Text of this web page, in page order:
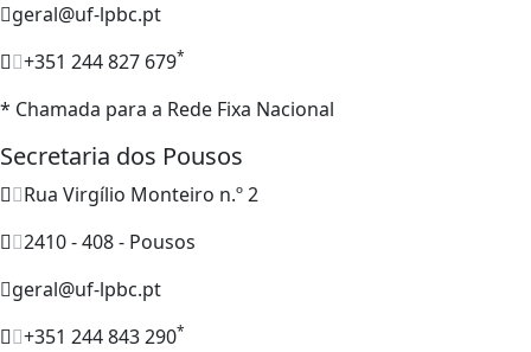
geral@uf-lpbc.pt
+351 244 827 679*
* Chamada para a Rede Fixa Nacional
Secretaria dos Pousos
Rua Virgílio Monteiro n.º 2
2410 - 408 - Pousos
geral@uf-lpbc.pt
+351 244 843 290*